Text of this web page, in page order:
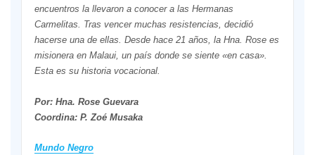
encuentros la llevaron a conocer a las Hermanas
Carmelitas. Tras vencer muchas resistencias, decidió
hacerse una de ellas. Desde hace 21 años, la Hna. Rose es
misionera en Malaui, un país donde se siente «en casa».
Esta es su historia vocacional.
Por: Hna. Rose Guevara
Coordina: P. Zoé Musaka
Mundo Negro